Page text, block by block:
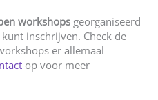
workshops georganiseerd
inschrijven. Check de
er allemaal
op voor meer